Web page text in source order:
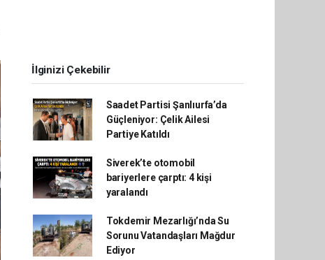
İlginizi Çekebilir
Saadet Partisi Şanlıurfa’da
Güçleniyor: Çelik Ailesi
Partiye Katıldı
Siverek’te otomobil
bariyerlere çarptı: 4 kişi
yaralandı
Tokdemir Mezarlığı’nda Su
Sorunu Vatandaşları Mağdur
Ediyor